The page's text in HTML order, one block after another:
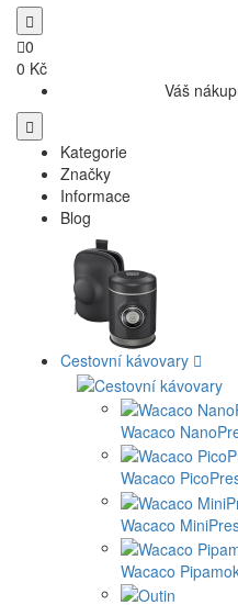
0
0 Kč
Váš
Kategorie
Značky
Informace
Blog
Cestovní kávovary
Wacaco
Wacaco
Wacaco
Wacaco